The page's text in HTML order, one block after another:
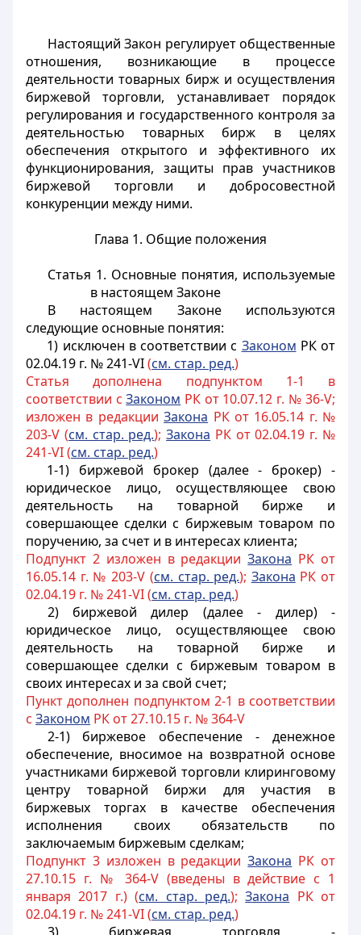
Настоящий Закон регулирует общественные
отношения, возникающие в процессе
деятельности товарных бирж и осуществления
биржевой торговли, устанавливает порядок
регулирования и государственного контроля за
деятельностью товарных бирж в целях
обеспечения открытого и эффективного их
функционирования, защиты прав участников
биржевой торговли и добросовестной
конкуренции между ними.
Глава 1. Общие положения
Статья 1. Основные понятия, используемые
в настоящем Законе
В настоящем Законе используются
следующие основные понятия:
1) исключен в соответствии с Законом РК от
02.04.19 г. № 241-VI(см. стар. ред.)
Статья дополнена подпунктом 1-1 в
соответствии сЗаконом РК от 10.07.12 г. № 36-V;
изложен в редакцииЗакона РК от 16.05.14 г. №
203-V (см. стар. ред.);Закона РК от 02.04.19 г. №
241-VI (см. стар. ред.)
1-1) биржевой брокер (далее - брокер) -
юридическое лицо, осуществляющее свою
деятельность на товарной бирже и
совершающее сделки с биржевым товаром по
поручению, за счет и в интересах клиента;
Подпункт 2 изложен в редакцииЗакона РК от
16.05.14 г. № 203-V (см. стар. ред.); Закона РК от
02.04.19 г. № 241-VI (см. стар. ред.)
2) биржевой дилер (далее - дилер) -
юридическое лицо, осуществляющее свою
деятельность на товарной бирже и
совершающее сделки с биржевым товаром в
своих интересах и за свой счет;
Пункт дополнен подпунктом 2-1 в соответствии
с Законом РК от 27.10.15 г. № 364-V
2-1) биржевое обеспечение - денежное
обеспечение, вносимое на возвратной основе
участниками биржевой торговли клиринговому
центру товарной биржи для участия в
биржевых торгах в качестве обеспечения
исполнения своих обязательств по
заключаемым биржевым сделкам;
Подпункт 3 изложен в редакцииЗакона РК от
27.10.15 г. № 364-V (введены в действие с 1
января 2017 г.) (см. стар. ред.);Закона РК от
02.04.19 г. № 241-VI (см. стар. ред.)